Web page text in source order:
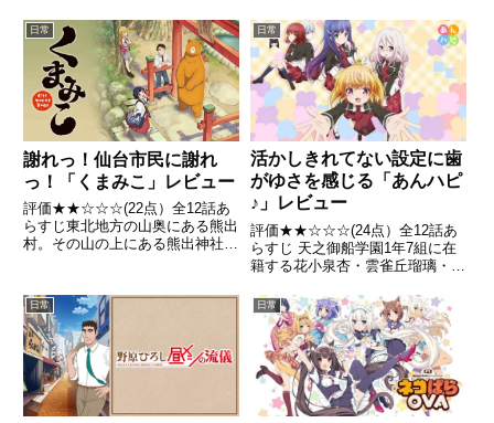
が、駅のホームで一人たたずんで
います。引用- Wikipedia
日常
謝れっ！仙台市民に謝れ
っ！「くまみこ」レビュー
評価★★☆☆☆(22点）全12話あ
らすじ東北地方の山奥にある熊出
村。その山の上にある熊出神社の
とを決意する。しかし、ずっと山
奥で暮らしていたために田舎コン
プレックスを抱え、さらに極...
日常
活かしきれてない設定に歯
がゆさを感じる「あんハピ
♪」レビュー
評価★★☆☆☆(24点）全12話あ
らすじ 天之御船学園1年7組に在
籍する花小泉杏・雲雀丘瑠璃・久
の5人は"負の業"、すなわち不幸
を背負った女子高生である。担任
の小平先生の提案で、「幸福」
（しあわせ）になるために...
日常 日常